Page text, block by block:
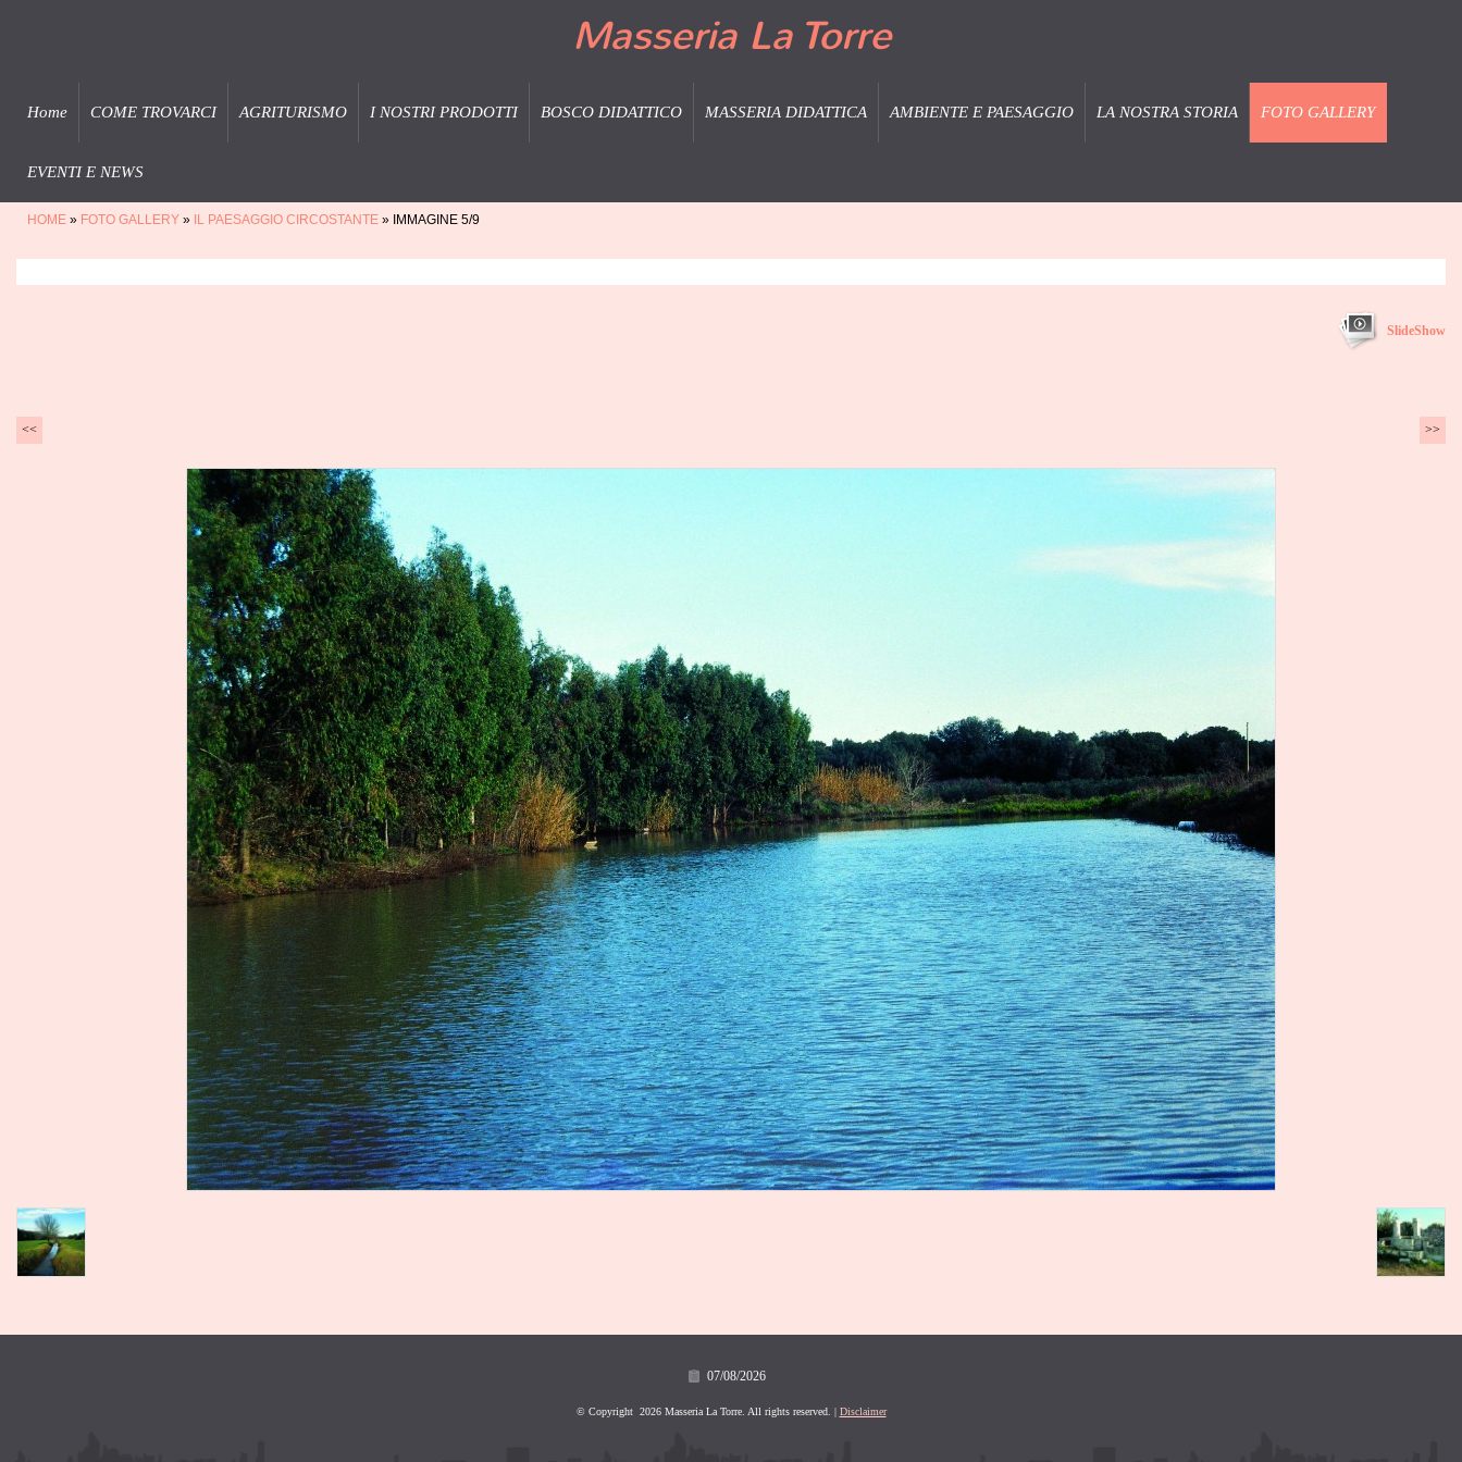
Masseria La Torre
Home COME TROVARCI AGRITURISMO I NOSTRI PRODOTTI BOSCO DIDATTICO MASSERIA DIDATTICA AMBIENTE E PAESAGGIO LA NOSTRA STORIA FOTO GALLERY
EVENTI E NEWS
HOME » FOTO GALLERY » IL PAESAGGIO CIRCOSTANTE » IMMAGINE 5/9
SlideShow
<< >>
07/08/2026
© Copyright 2026 Masseria La Torre. All rights reserved. | Disclaimer